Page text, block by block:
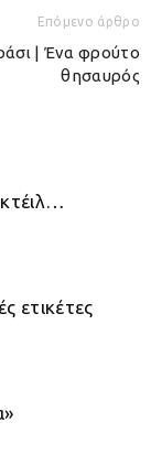
Επόμενο άρθρο
| Ένα φρούτο
θησαυρός
ετικέτες